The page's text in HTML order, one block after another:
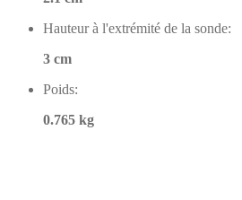
Hauteur à l'extrémité de la sonde:
3 cm
Poids:
0.765 kg